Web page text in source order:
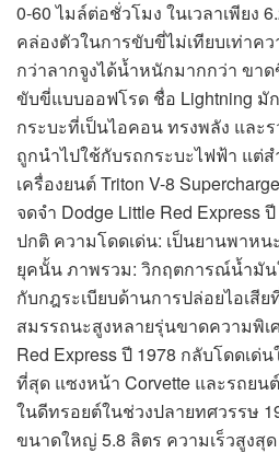
0-60 ไมล์ต่อชั่วโมง ในเวลาเพียง
คล่องตัวในการขับขี่ไม่เทียบเท่าค
กว่าลากจูงได้น้ำหนักมากกว่า ขา
ขับขี่แบบออฟโรด ชื่อ Lightning มั
กระบะที่เป็นไอคอน ทรงพลัง และ
ถูกนำไปใช้กับรถกระบะไฟฟ้า แต่
เครื่องยนต์ Triton V-8
จดจำ Dodge Little Red Express
ปกติ ความโดดเด่น: เป็นยานพาห
ยุคนั้น ภาพรวม: วิกฤตการณ์น้ำมัน
กับกฎระเบียบด้านการปล่อยไอเสี
สมรรถนะสูงหลายรุ่นขาดความพิเ
Red Express ปี 1978 กลับโดดเด่
ที่สุด แซงหน้า Corvette และรถย
ในดีทรอยต์ในช่วงปลายทศวรรษ
ขนาดใหญ่ 5.8 ลิตร ความเร็วสูงสุ